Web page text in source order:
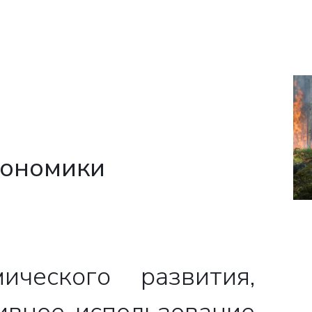
развития,